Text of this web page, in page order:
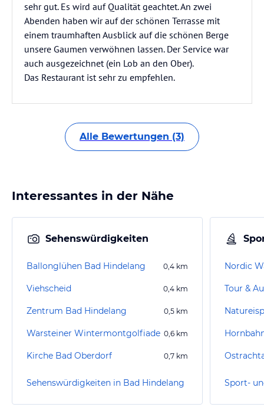
sehr gut. Es wird auf Qualität geachtet. An zwei
Abenden haben wir auf der schönen Terrasse mit
einem traumhaften Ausblick auf die schönen Berge
unsere Gaumen verwöhnen lassen. Der Service war
auch ausgezeichnet (ein Lob an den Ober).
Das Restaurant ist sehr zu empfehlen.
Alle Bewertungen (3)
Interessantes in der Nähe
Sehenswürdigkeiten
Ballonglühen Bad Hindelang 0,4 km
Viehscheid 0,4 km
Zentrum Bad Hindelang 0,5 km
Warsteiner Wintermontgolfiade 0,6 km
Kirche Bad Oberdorf 0,7 km
Sehenswürdigkeiten in Bad Hindelang
Nordic
Tour &